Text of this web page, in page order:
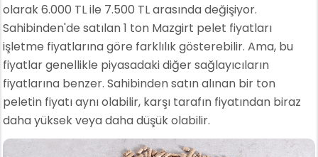
olarak 6.000 TL ile 7.500 TL arasında değişiyor.
Sahibinden'de satılan 1 ton Mazgirt pelet fiyatları
işletme fiyatlarına göre farklılık gösterebilir. Ama, bu
fiyatlar genellikle piyasadaki diğer sağlayıcıların
fiyatlarına benzer. Sahibinden satın alınan bir ton
peletin fiyatı aynı olabilir, karşı tarafın fiyatından biraz
daha yüksek veya daha düşük olabilir.